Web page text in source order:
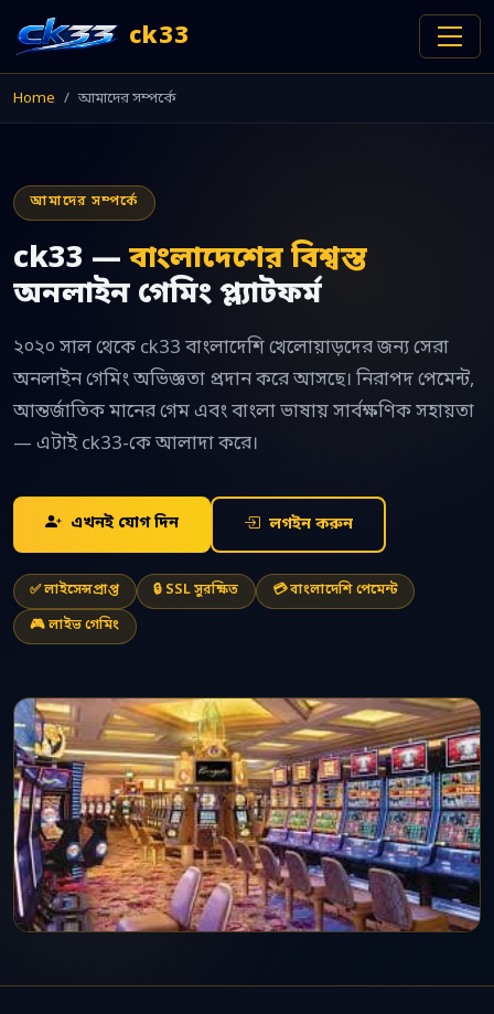
ck33
Home আমাদের সম্পর্কে
আমাদের সম্পর্কে
ck33 — বাংলাদেশের বিশ্বস্ত
অনলাইন গেমিং প্ল্যাটফর্ম
২০২০ সাল থেকে ck33 বাংলাদেশি খেলোয়াড়দের জন্য সেরা
অনলাইন গেমিং অভিজ্ঞতা প্রদান করে আসছে। নিরাপদ পেমেন্ট,
আন্তর্জাতিক মানের গেম এবং বাংলা ভাষায় সার্বক্ষণিক সহায়তা
— এটাই ck33-কে আলাদা করে।
এখনই যোগ দিন লগইন করুন
✅ লাইসেন্সপ্রাপ্ত 🔒 SSL সুরক্ষিত
💳 বাংলাদেশি পেমেন্ট
🎮 লাইভ গেমিং